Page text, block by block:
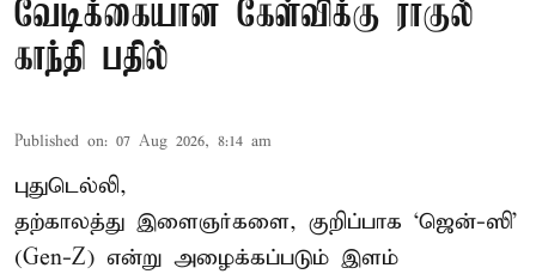
வேடிக்கையான கேள்விக்கு ராகுல்
காந்தி பதில்
Published on: 07 Aug 2026, 8:14 am
புதுடெல்லி,
தற்காலத்து இளைஞர்களை, குறிப்பாக ‘ஜென்-ஸி’
(Gen-Z) என்று அழைக்கப்படும் இளம்